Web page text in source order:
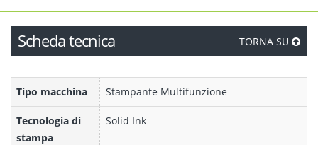
Scheda tecnica TORNA SU
Tipo macchina Stampante Multifunzione
Tecnologia di
stampa
Solid Ink